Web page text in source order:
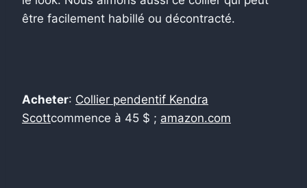
être facilement habillé ou décontracté.
Acheter: Collier pendentif Kendra
Scottcommence à 45 $ ; amazon.com